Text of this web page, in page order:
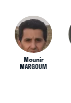
Mounir
MARGOUM